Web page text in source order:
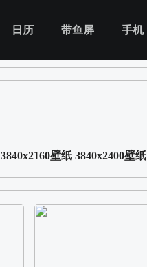
日历 带鱼屏 手机
3840x2160壁纸 3840x2400壁纸